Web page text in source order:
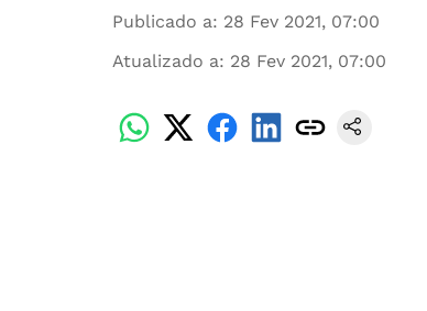
Publicado a: 28 Fev 2021, 07:00
Atualizado a: 28 Fev 2021, 07:00